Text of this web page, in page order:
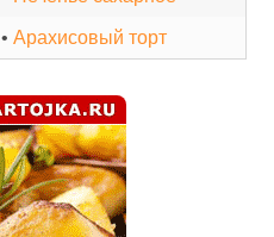
•Арахисовый торт